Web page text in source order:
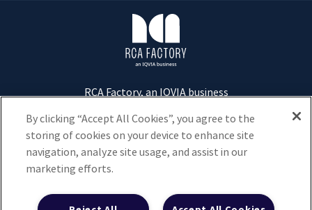
c
o
r
RCA Factory, an IQVIA business
Tour D2 - 17 bis Place des Reflets 92400 Courbevoie
+33 1 73 20 40 00
Données personnelles et respect de la vie privée
By clicking “Accept All Cookies”, you agree to the
storing of cookies on your device to enhance site
navigation, analyze site usage, and assist in our
marketing efforts.